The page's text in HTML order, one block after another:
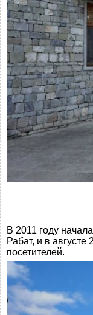
В 2011 году
Рабат, и в
посетителей.